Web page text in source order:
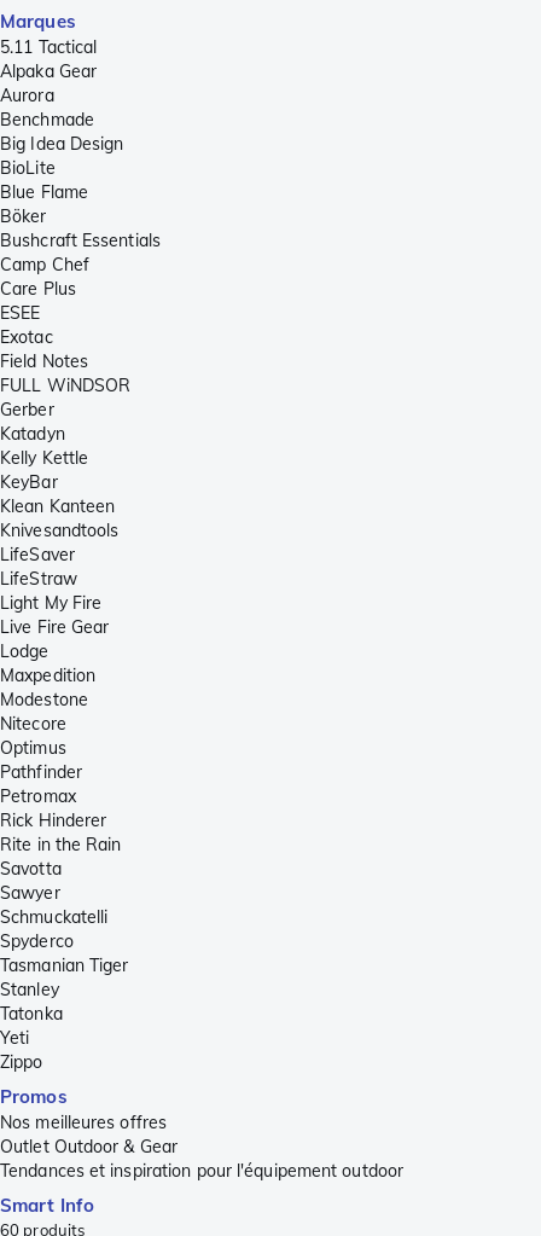
Marques
5.11 Tactical
Alpaka Gear
Aurora
Benchmade
Big Idea Design
BioLite
Blue Flame
Böker
Bushcraft Essentials
Camp Chef
Care Plus
ESEE
Exotac
Field Notes
FULL WiNDSOR
Gerber
Katadyn
Kelly Kettle
KeyBar
Klean Kanteen
Knivesandtools
LifeSaver
LifeStraw
Light My Fire
Live Fire Gear
Lodge
Maxpedition
Modestone
Nitecore
Optimus
Pathfinder
Petromax
Rick Hinderer
Rite in the Rain
Savotta
Sawyer
Schmuckatelli
Spyderco
Tasmanian Tiger
Stanley
Tatonka
Yeti
Zippo
Promos
Nos meilleures offres
Outlet Outdoor & Gear
Tendances et inspiration pour l'équipement outdoor
Smart Info
60 produits